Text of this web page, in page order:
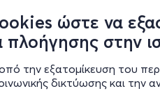
ώστε να
πλοήγησης στην
την εξατομίκευση του
δικτύωσης και την